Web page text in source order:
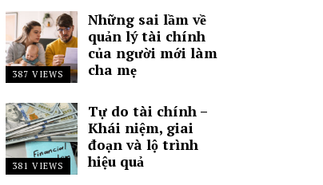
387 VIEWS
Những sai lầm về
quản lý tài chính
của người mới làm
cha mẹ
381 VIEWS
Tự do tài chính –
Khái niệm, giai
đoạn và lộ trình
hiệu quả